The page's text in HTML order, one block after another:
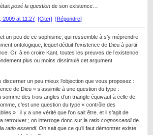
posé la question de son existence…
2009 at 11:27 [Citer] [Répondre]
un peu de ce sophisme, qui ressemble à s’y méprendre
ontologique, lequel déduit l’existence de Dieu à partir
Or, à en croire Kant, toutes les preuves de l’existence
plus ou moins dissimulé cet argument
discerner un peu mieux l’objection que vous proposez :
de Dieu » s’assimile à une question du type :
somme des trois angles d’un triangle équivaut à celle de
c’est une question du type « contrôle des
» : il y a une vérité que l’on sait être, et il s’agit de
retrouver ; on interroge donc sur la ratio cognoscendide
ratio essendi. On sait que ce qu’il faut démontrer existe,